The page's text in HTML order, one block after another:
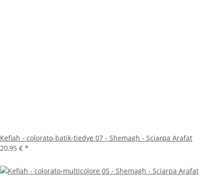
Kefiah - colorato-batik-tiedye 07 - Shemagh - Sciarpa Arafat
20,95 € *